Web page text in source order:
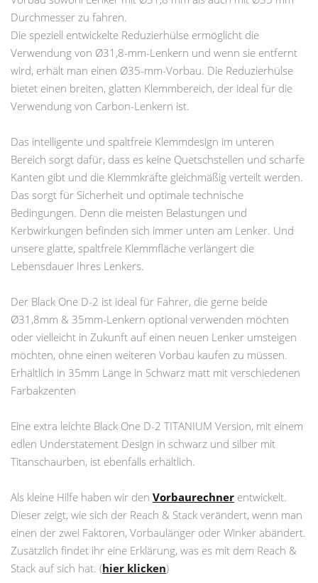
Durchmesser zu fahren.
Die speziell entwickelte Reduzierhülse ermöglicht die
Verwendung von Ø31,8-mm-Lenkern und wenn sie entfernt
wird, erhält man einen Ø35-mm-Vorbau. Die Reduzierhülse
bietet einen breiten, glatten Klemmbereich, der ideal für die
Verwendung von Carbon-Lenkern ist.
Das intelligente und spaltfreie Klemmdesign im unteren
Bereich sorgt dafür, dass es keine Quetschstellen und scharfe
Kanten gibt und die Klemmkräfte gleichmäßig verteilt werden.
Das sorgt für Sicherheit und optimale technische
Bedingungen. Denn die meisten Belastungen und
Kerbwirkungen befinden sich immer unten am Lenker. Und
unsere glatte, spaltfreie Klemmfläche verlängert die
Lebensdauer Ihres Lenkers.
Der Black One D-2 ist ideal für Fahrer, die gerne beide
Ø31,8mm & 35mm-Lenkern optional verwenden möchten
oder vielleicht in Zukunft auf einen neuen Lenker umsteigen
möchten, ohne einen weiteren Vorbau kaufen zu müssen.
Erhältlich in 35mm Länge in Schwarz matt mit verschiedenen
Farbakzenten
Eine extra leichte Black One D-2 TITANIUM Version, mit einem
edlen Understatement Design in schwarz und silber mit
Titanschaurben, ist ebenfalls erhältlich.
Als kleine Hilfe haben wir den Vorbaurechner entwickelt.
Dieser zeigt, wie sich der Reach & Stack verändert, wenn man
einen der zwei Faktoren, Vorbaulänger oder Winker abändert.
Zusätzlich findet ihr eine Erklärung, was es mit dem Reach &
Stack auf sich hat. (hier klicken)